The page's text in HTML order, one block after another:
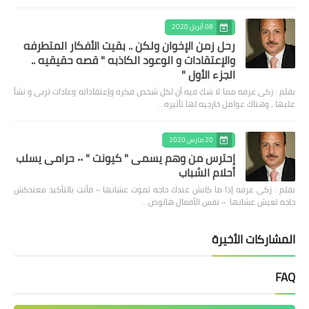
08 أبريل 2020
رحل زمن الإخوان ولكن .. بقيت الأفكار المتطرفه
والإعتقادات و الوعود الكاذبه " قصه حقيقيه ..
الجزء الأول "
بقلم : زكى عرفه مما لا شك فيه أن لكل شخص فكره وإعتقاداته وعادات تربى و نشأ
عليها ، وهناك عوامل خارجيه لها تأثيره…
20 مارس 2020
إحترس من وهم يسمى " كيونت " ٠٠ حرامى يسلب
أحلام الشباب
بقلم : زكى عرفه ‎إذا ما كانش عندك حاجه تموت عشانها ٠٠ فأنت بالتأكيد معندكش
حاجه تعيش عشانها ٠٠ نفس الأفعال هاتوص…
المشاركات الأخيرة
FAQ